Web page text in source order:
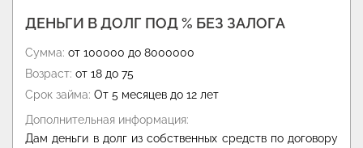
ДЕНЬГИ В ДОЛГ ПОД % БЕЗ ЗАЛОГА
Сумма: от 100000 до 8000000
Возраст: от 18 до 75
Срок займа: От 5 месяцев до 12 лет
Дополнительная информация:
Дам деньги в долг из собственных средств по договору